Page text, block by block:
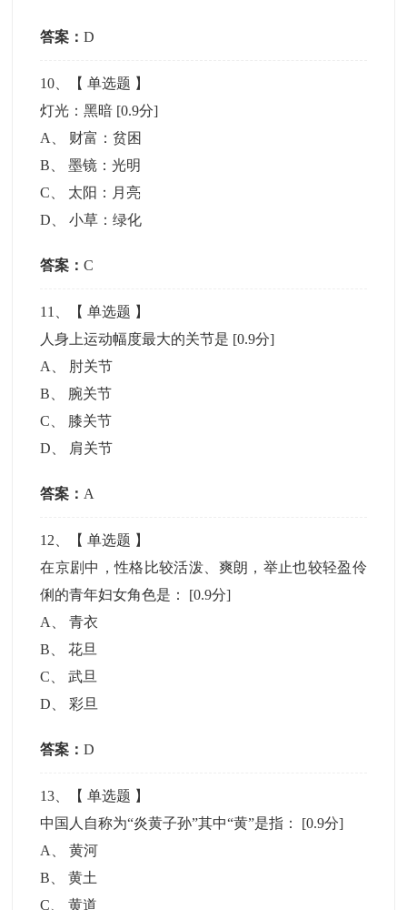
答案：D
10 、【单选题 】
灯光：黑暗 [0.9分]
A
财富：贫困
B 、墨镜：光明
C
太阳：月亮
D 、小草：绿化
答案：C
11 、【单选题 】
人身上运动幅度最大的关节是 [0.9分]
A
肘关节
B
腕关节
C
膝关节
D
肩关节
答案： A
12 、【单选题 】
在京剧中，性格比较活泼、爽朗，举止也较轻盈伶
俐的青年妇女角色是： [0.9分]
A
、青衣
B 、花旦
C 、武旦
D 、彩旦
答案：D
13 、【单选题 】
中国人自称为“炎黄子孙”其中“黄”是指： [0.9分]
A
、黄河
B 、黄土
C 、黄道